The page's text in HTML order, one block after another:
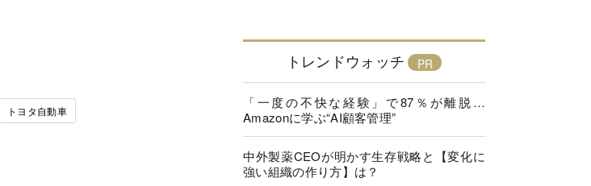
トヨタ自動車
トレンドウォッチ
「一度の不快な経験」で87％が離脱…
Amazonに学ぶ“AI顧客管理”
中外製薬CEOが明かす生存戦略と【変化に
強い組織の作り方】は？